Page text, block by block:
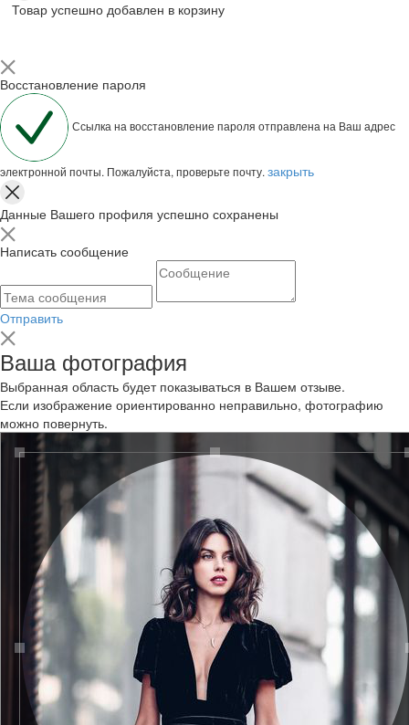
Товар успешно добавлен в корзину
Восстановление пароля
Ссылка на восстановление пароля отправлена на Ваш адрес
электронной почты. Пожалуйста, проверьте почту. закрыть
Данные Вашего профиля успешно сохранены
Написать сообщение
Отправить
Ваша фотография
Выбранная область будет показываться в Вашем отзыве.
Если изображение ориентированно неправильно, фотографию
можно повернуть.